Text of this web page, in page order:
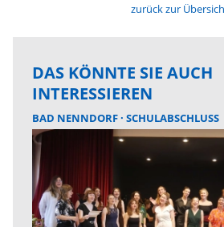
zurück zur
DAS KÖNNTE SIE AUCH
INTERESSIEREN
BAD NENNDORF SCHULABSCHLUSS